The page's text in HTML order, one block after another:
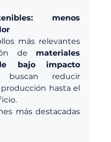
menos
más relevantes
de materiales
bajo impacto
reducir
hasta el
más destacadas